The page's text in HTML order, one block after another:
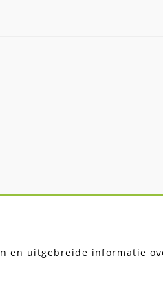
uitgebreide informatie